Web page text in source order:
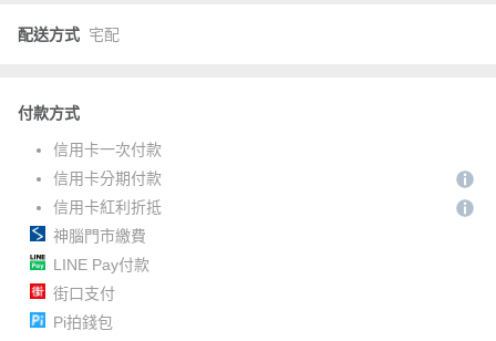
配送方式 宅配
付款方式
信用卡一次付款
信用卡分期付款
信用卡紅利折抵
神腦門市繳費
LINE Pay付款
街口支付
Pi拍錢包